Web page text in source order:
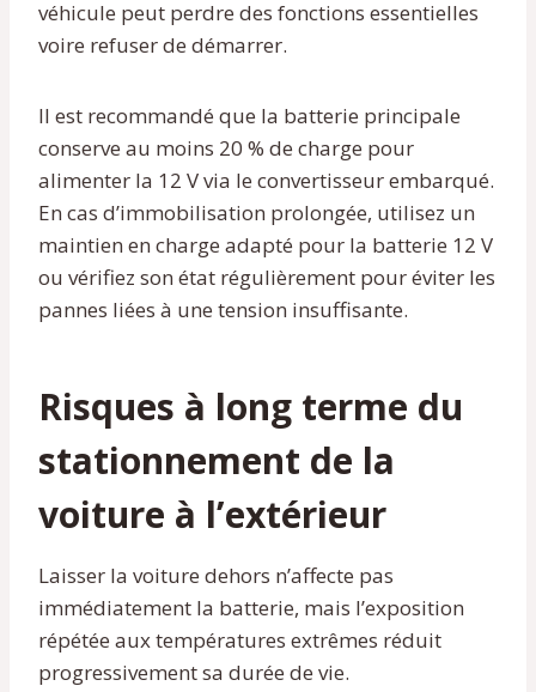
véhicule peut perdre des fonctions essentielles
voire refuser de démarrer.
Il est recommandé que la batterie principale
conserve au moins 20 % de charge pour
alimenter la 12 V via le convertisseur embarqué.
En cas d’immobilisation prolongée, utilisez un
maintien en charge adapté pour la batterie 12 V
ou vérifiez son état régulièrement pour éviter les
pannes liées à une tension insuffisante.
Risques à long terme du
stationnement de la
voiture à l’extérieur
Laisser la voiture dehors n’affecte pas
immédiatement la batterie, mais l’exposition
répétée aux températures extrêmes réduit
progressivement sa durée de vie.